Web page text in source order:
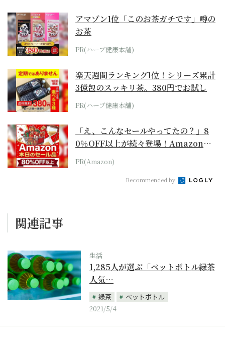
アマゾン1位「このお茶ガチです」噂の
お茶
PR(ハーブ健康本舗)
楽天週間ランキング1位！シリーズ累計
3億包のスッキリ茶。380円でお試し
PR(ハーブ健康本舗)
「え、こんなセールやってたの？」8
0％OFF以上が続々登場！Amazonの
本気が...
PR(Amazon)
Recommended by
関連記事
生活
1,285人が選ぶ「ペットボトル緑茶
人気…
緑茶
ペットボトル
2021/5/4